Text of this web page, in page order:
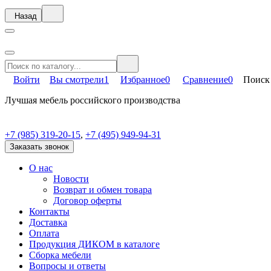
Назад
Войти Вы смотрели1 Избранное0 Сравнение0 Поиск
Лучшая мебель российского производства
+7 (985) 319-20-15, +7 (495) 949-94-31
Заказать звонок
О нас
Новости
Возврат и обмен товара
Договор оферты
Контакты
Доставка
Оплата
Продукция ДИКОМ в каталоге
Сборка мебели
Вопросы и ответы